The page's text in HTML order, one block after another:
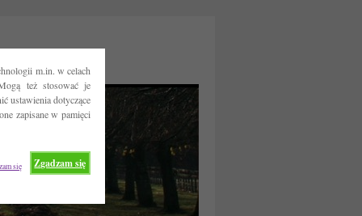
m.in. w celach
też stosować je
ustawienia dotyczące
zapisane w pamięci
Zgadzam się
się